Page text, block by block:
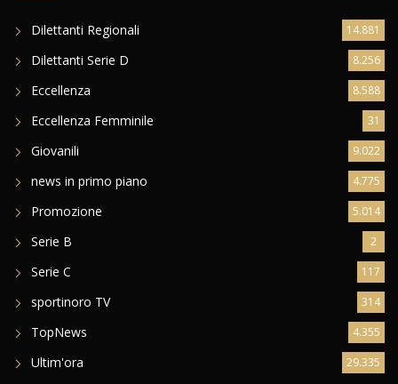
Dilettanti Regionali 14.881
Dilettanti Serie D 8.256
Eccellenza 8.588
Eccellenza Femminile 31
Giovanili 9.022
news in primo piano 4.775
Promozione 5.014
Serie B 2
Serie C 117
sportinoro TV 314
TopNews 4.355
Ultim'ora 29.335